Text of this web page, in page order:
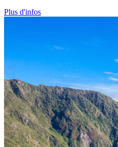
Plus d'infos